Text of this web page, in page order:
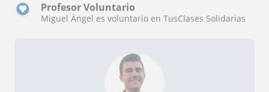
Profesor Voluntario
Miguel Ángel es voluntario en TusClases Solidarias